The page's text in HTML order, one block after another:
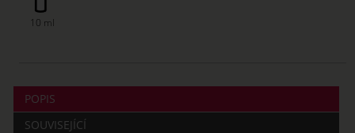
10 ml
POPIS
SOUVISEJÍCÍ